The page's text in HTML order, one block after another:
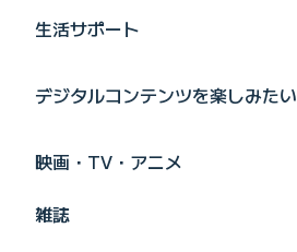
生活サポート
デジタルコンテンツを楽しみたい
映画・TV・アニメ
雑誌